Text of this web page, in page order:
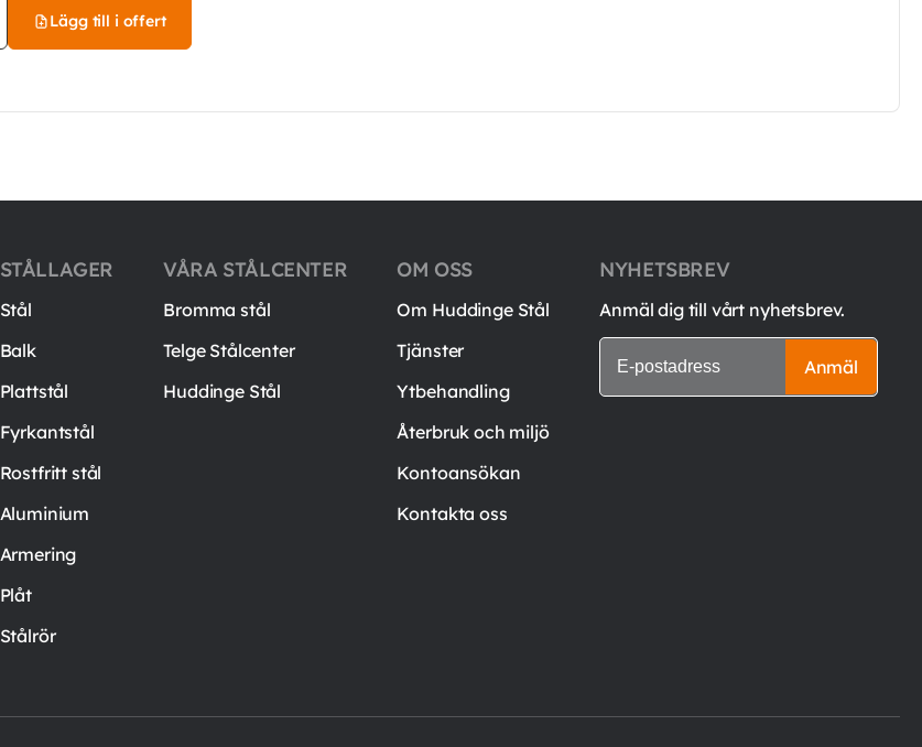
Lägg till i offert
STÅLLAGER
Stål
Balk
Plattstål
Fyrkantstål
Rostfritt stål
Aluminium
Armering
Plåt
Stålrör
VÅRA STÅLCENTER
Bromma stål
Telge Stålcenter
Huddinge Stål
OM OSS
Om Huddinge Stål
Tjänster
Ytbehandling
Återbruk och miljö
Kontoansökan
Kontakta oss
NYHETSBREV
Anmäl dig till vårt nyhetsbrev.
Anmäl